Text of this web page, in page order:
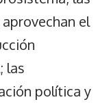
el
las
política y